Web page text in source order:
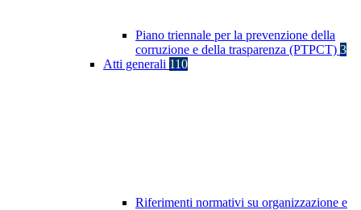
Piano triennale per la prevenzione della
corruzione e della trasparenza (PTPCT) 3
Atti generali 110
Riferimenti normativi su organizzazione e